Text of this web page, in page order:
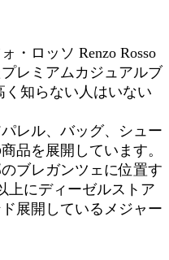
・ロッソ Renzo Rosso
レミアムカジュアルブ
知らない人はいない
レル、バッグ、シュー
品を展開しています。
ブレガンツェに位置す
上にディーゼルストア
展開しているメジャー